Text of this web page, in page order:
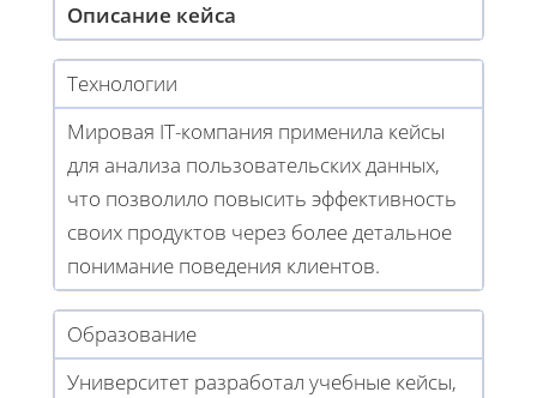
Описание кейса
Технологии
Мировая IT-компания применила кейсы
для анализа пользовательских данных,
что позволило повысить эффективность
своих продуктов через более детальное
понимание поведения клиентов.
Образование
Университет разработал учебные кейсы,